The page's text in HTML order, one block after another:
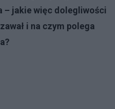
– jakie więc dolegliwości
i na czym polega